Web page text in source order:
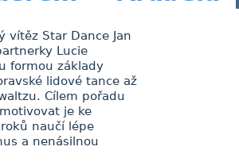
vítěz Star Dance Jan
Lucie
formou základy
lidové tance až
Cílem pořadu
je ke
naučí lépe
a nenásilnou